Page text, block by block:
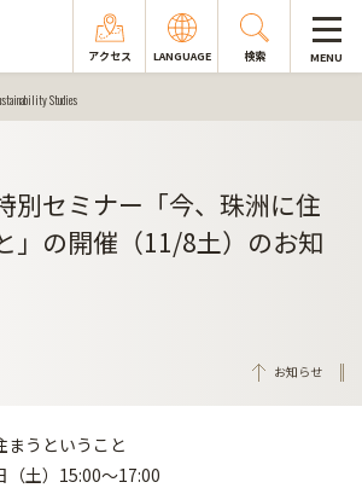
アクセス LANGUAGE 検索 MENU
Studies
別セミナー「今、珠洲に住
」の開催（11/8土）のお知
お知らせ
まうということ
（土）15:00～17:00